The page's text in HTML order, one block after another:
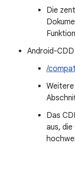
Die
Android-
/
Das
aus,